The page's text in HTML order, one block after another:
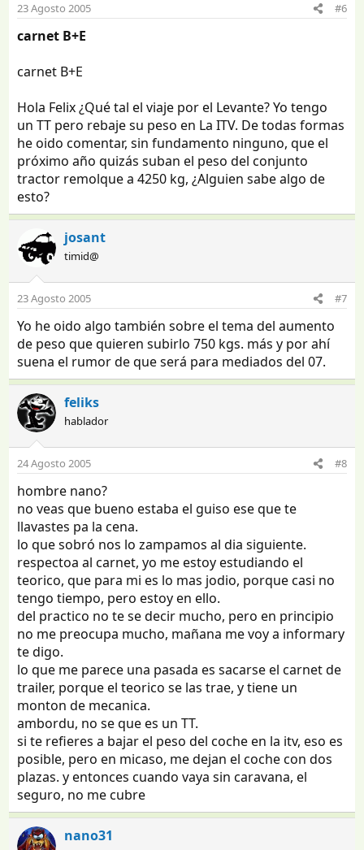
23 Agosto 2005 #6
carnet B+E
carnet B+E
Hola Felix ¿Qué tal el viaje por el Levante? Yo tengo
un TT pero rebaje su peso en La ITV. De todas formas
he oido comentar, sin fundamento ninguno, que el
próximo año quizás suban el peso del conjunto
tractor remolque a 4250 kg, ¿Alguien sabe algo de
esto?
josant
timid@
23 Agosto 2005 #7
Yo he oido algo también sobre el tema del aumento
de peso que quieren subirlo 750 kgs. más y por ahí
suena el rumor de que será para mediados del 07.
feliks
hablador
24 Agosto 2005 #8
hombre nano?
no veas que bueno estaba el guiso ese que te
llavastes pa la cena.
lo que sobró nos lo zampamos al dia siguiente.
respectoa al carnet, yo me estoy estudiando el
teorico, que para mi es lo mas jodio, porque casi no
tengo tiempo, pero estoy en ello.
del practico no te se decir mucho, pero en principio
no me preocupa mucho, mañana me voy a informary
te digo.
lo que me parece una pasada es sacarse el carnet de
trailer, porque el teorico se las trae, y tiene un
monton de mecanica.
ambordu, no se que es un TT.
si te refieres a bajar el peso del coche en la itv, eso es
posible, pero en micaso, me dejan el coche con dos
plazas. y entonces cuando vaya sin caravana, el
seguro, no me cubre
nano31